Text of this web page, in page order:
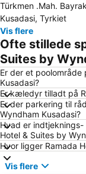
Long Beach
Green Beach
Sea of women
Doganbey Omur
Ataturk Boulevard
Türkmen .Mah.
Kusadasi, Tyrkiet
Vis flere
Ofte stillede
Suites by
Er der et poolområde
Kusadasi?
Er kæledyr tilladt på
Er der parkering til
Wyndham Kusadasi?
Hvad er
Hotel & Suites by
Hvor ligger Ramada
Vis flere